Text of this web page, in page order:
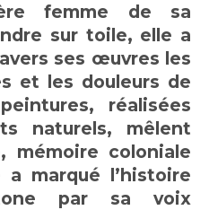
femme de sa
sur toile, elle a
ses œuvres les
et les douleurs de
réalisées
naturels, mêlent
mémoire coloniale
marqué l’histoire
par sa voix